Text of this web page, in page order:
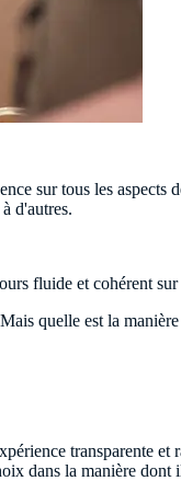
sur tous les
d'autres.
fluide et cohérent
quelle est la
transparente
dans la manière dont